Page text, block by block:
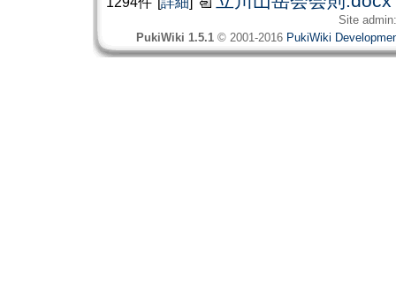
Site
PukiWiki 1.5.1 © 2001-2016 PukiWiki